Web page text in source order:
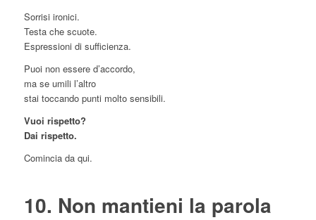
Sorrisi ironici.
Testa che scuote.
Espressioni di sufficienza.
Puoi non essere d’accordo,
ma se umili l’altro
stai toccando punti molto sensibili.
Vuoi rispetto?
Dai rispetto.
Comincia da qui.
10. Non mantieni la parola